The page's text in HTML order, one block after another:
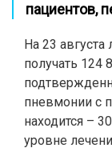
пациентов,
На 23
получать 124
пневмонии с
находится –
уровне